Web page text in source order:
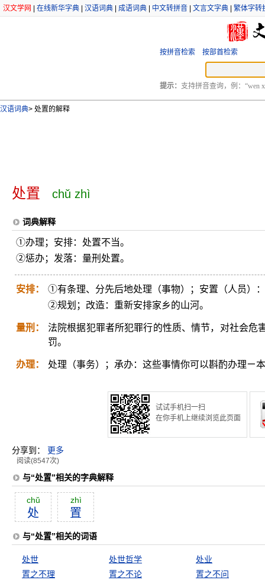
汉文学网 在线新华字典 汉语词典 成语词典 中文转拼音 文言文字典 繁体字转
按拼音检索 按部首检索
提示： 支持拼音查询，例：“wen
汉语词典> 处置的解释
处置 chǔ zhì
词典解释
①办理；安排：处置不当。
②惩办；发落：量刑处置。
安排：
①有条理、分先后地处理（事物）；安置（人员）
②规划；改造：重新安排家乡的山河。
量刑：
法院根据犯罪者所犯罪行的性质、情节，对社会危
罚。
办理： 处理（事务）；承办：这些事情你可以斟酌办理ㄧ
试试手机扫一扫
在你手机上继续浏览此页面
分享到： 更多
阅读(8547次)
与“处置”相关的字典解释
chŭ
处
zhì
置
与“处置”相关的词语
处世 处世哲学
处业
置之不理
置之不论 置之不问